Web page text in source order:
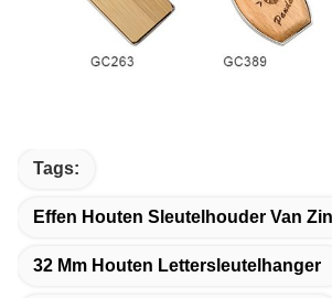
Tags:
Effen Houten Sleutelhouder Van
32 Mm Houten Lettersleutelhanger